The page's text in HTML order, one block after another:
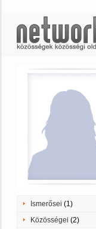
Ismerősei (1)
Közösségei (2)